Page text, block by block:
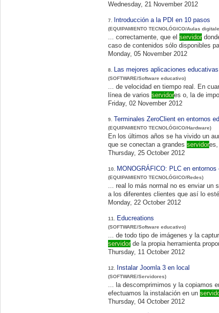
Wednesday, 21 November 2012
7. Introducción a la PDI en 10 pasos
(EQUIPAMIENTO TECNOLÓGICO/Aulas
... correctamente, que el servidor donde
Monday, 05 November 2012
8. Las mejores aplicaciones
(SOFTWARE/Software educativo)
... de velocidad en tiempo real. En cuanto a la gestión de nuestra biblioteca también ofrece la posibilidad de descargar libros en
línea de varios servidores o, la de
Friday, 02 November 2012
9. Terminales ZeroClient en entornos
(EQUIPAMIENTO TECNOLÓGICO/Hardware)
En los últimos años se ha vivido un
que se conectan a grandes servidores,
Thursday, 25 October 2012
10. MONOGRÁFICO: PLC en
(EQUIPAMIENTO TECNOLÓGICO/Redes)
... real lo más normal no es enviar un
a los diferentes clientes que así lo
Monday, 22 October 2012
11. Educreations
(SOFTWARE/Software educativo)
servidor de la propia herramienta
Thursday, 11 October 2012
12. Instalar Joomla 3 en local
(SOFTWARE/Servidores)
... la descomprimimos y la copiamos
efectuamos la instalación en un
Thursday, 04 October 2012